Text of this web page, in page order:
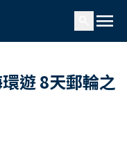
menu
遊 8天郵輪之